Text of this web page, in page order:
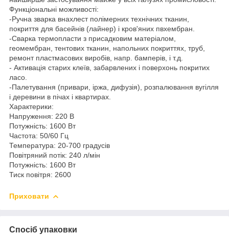
Функціональні можливості:
-Ручна зварка внахлест полімерних технічних тканин,
покриття для басейнів (лайнер) і кров'яних пвхембран.
-Сварка термопласти з присадковим матеріалом,
геомембран, тентових тканин, напольних покриттях, труб,
ремонт пластмасових виробів, напр. бамперів, і т.д.
- Активація старих клеїв, забарвлених і поверхонь покритих
ласо.
-Палетування (привари, іржа, дифузія), розпалювання вугілля
і деревини в пічах і квартирах.
Характерики:
Напруження: 220 В
Потужність: 1600 Вт
Частота: 50/60 Гц
Температура: 20-700 градусів
Повітряний потік: 240 л/мін
Потужність: 1600 Вт
Тиск повітря: 2600
Приховати
Спосіб упаковки